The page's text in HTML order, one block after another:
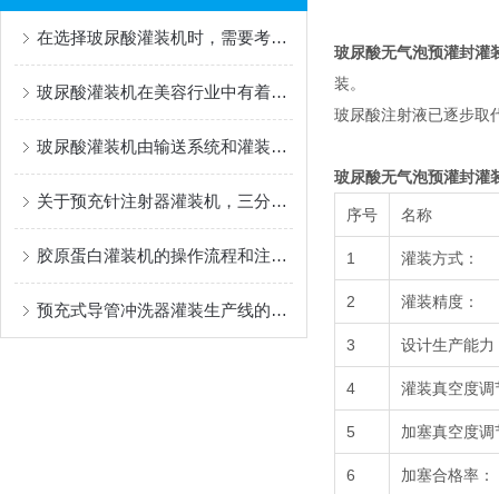
在选择玻尿酸灌装机时，需要考虑以下几个因素
玻尿酸灌装机在美容行业中有着广泛的应用
玻尿酸灌装机由输送系统和灌装系统组成
关于预充针注射器灌装机，三分钟您就懂
胶原蛋白灌装机的操作流程和注意事项
预充式导管冲洗器灌装生产线的性能特点
玻尿酸无气泡预灌封灌
装。
玻尿酸注射液已逐步取
玻尿酸无气泡预灌封灌
序号 名称
1 灌装方式：
2 灌装精度：
3 设计生产能力
4 灌装真空度调
5 加塞真空度调
6 加塞合格率：